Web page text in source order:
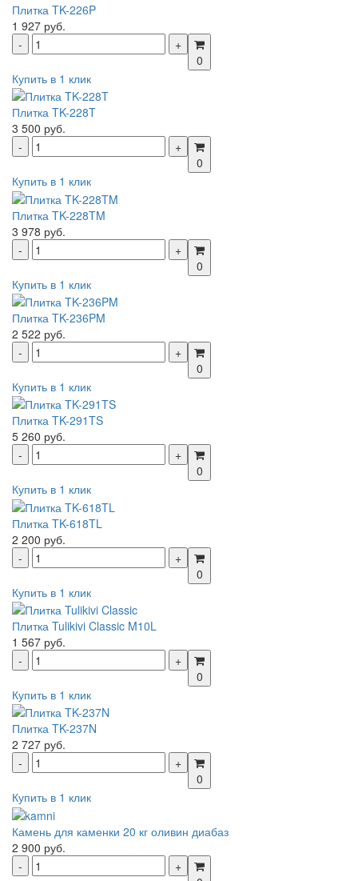
Плитка TK-226P
1 927 руб.
0
Купить в 1 клик
Плитка TK-228T
3 500 руб.
0
Купить в 1 клик
Плитка TK-228TM
3 978 руб.
0
Купить в 1 клик
Плитка TK-236PM
2 522 руб.
0
Купить в 1 клик
Плитка TK-291TS
5 260 руб.
0
Купить в 1 клик
Плитка TK-618TL
2 200 руб.
0
Купить в 1 клик
Плитка Tulikivi Classic M10L
1 567 руб.
0
Купить в 1 клик
Плитка TK-237N
2 727 руб.
0
Купить в 1 клик
Камень для каменки 20 кг оливин диабаз
2 900 руб.